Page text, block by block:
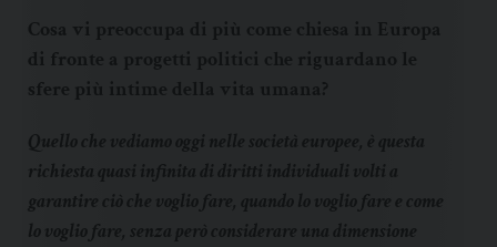
Cosa vi preoccupa di più come chiesa in Europa
di fronte a progetti politici che riguardano le
sfere più intime della vita umana?
Quello che vediamo oggi nelle società europee, è questa
richiesta quasi infinita di diritti individuali volti a
garantire ciò che voglio fare, quando lo voglio fare e come
lo voglio fare, senza però considerare una dimensione